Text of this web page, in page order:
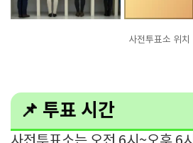
사전투표소 위치
📌 투표 시간